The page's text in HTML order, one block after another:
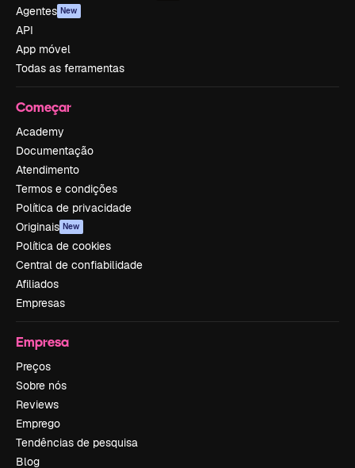
Agentes New
API
App móvel
Todas as ferramentas
Começar
Academy
Documentação
Atendimento
Termos e condições
Política de privacidade
Originais New
Política de cookies
Central de confiabilidade
Afiliados
Empresas
Empresa
Preços
Sobre nós
Reviews
Emprego
Tendências de pesquisa
Blog